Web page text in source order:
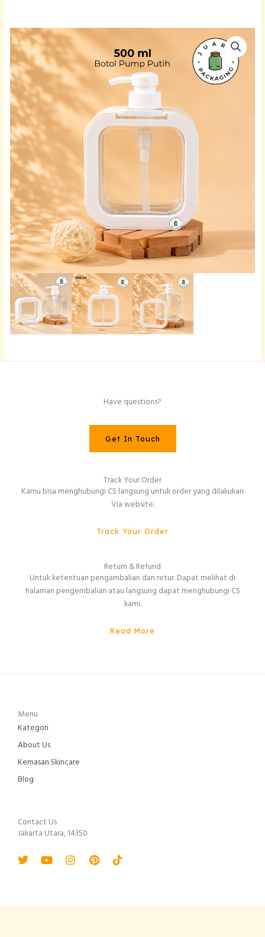
Have questions?
Get In Touch
Track Your Order
Kamu bisa menghubungi CS langsung untuk order yang dilakukan
Via website.
Track Your Order
Return & Refund
Untuk ketentuan pengambalian dan retur. Dapat melihat di
halaman pengembalian atau langsung dapat menghubungi CS
kami.
Read More
Menu
Kategori
About Us
Kemasan Skincare
Blog
Contact Us
Jakarta Utara, 14350
TwitterYoutubeInstagram
PinterestTiktok